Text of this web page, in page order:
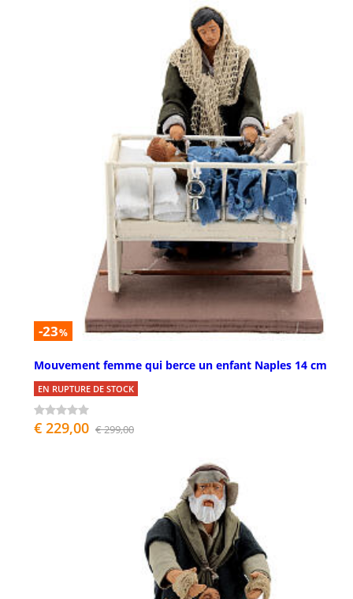
-23%
Mouvement femme qui berce un enfant Naples 14 cm
EN RUPTURE DE STOCK
€ 229,00 € 299,00